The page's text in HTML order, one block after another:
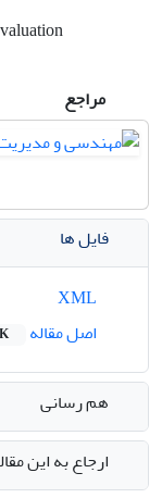
مراجع
فایل ها
اصل مقاله
هم رسانی
ارجاع به این